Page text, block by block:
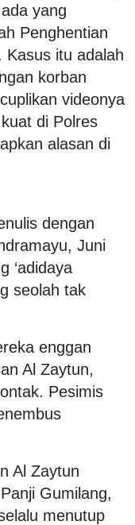
yang
Penghentian
Kasus itu adalah
korban
videonya
di Polres
alasan di
dengan
Juni
‘adidaya
seolah tak
enggan
Al Zaytun,
Pesimis
Al Zaytun
Gumilang,
menutup